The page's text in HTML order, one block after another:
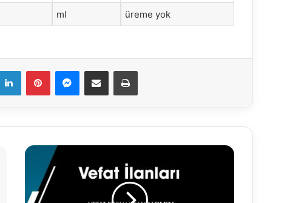
ml üreme yok
LinkedInPinterestMessenger
E-Mail ile paylaş Yazdır
16.02.2023
İlanları